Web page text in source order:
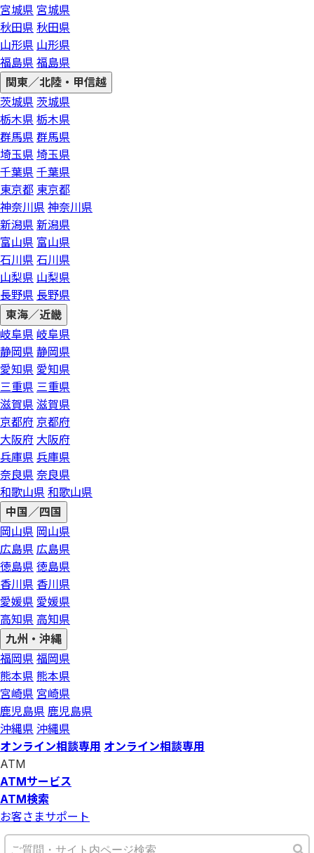
宮城県 宮城県
秋田県 秋田県
山形県 山形県
福島県 福島県
関東／北陸・甲信越
茨城県 茨城県
栃木県 栃木県
群馬県 群馬県
埼玉県 埼玉県
千葉県 千葉県
東京都 東京都
神奈川県 神奈川県
新潟県 新潟県
富山県 富山県
石川県 石川県
山梨県 山梨県
長野県 長野県
東海／近畿
岐阜県 岐阜県
静岡県 静岡県
愛知県 愛知県
三重県 三重県
滋賀県 滋賀県
京都府 京都府
大阪府 大阪府
兵庫県 兵庫県
奈良県 奈良県
和歌山県 和歌山県
中国／四国
岡山県 岡山県
広島県 広島県
徳島県 徳島県
香川県 香川県
愛媛県 愛媛県
高知県 高知県
九州・沖縄
福岡県 福岡県
熊本県 熊本県
宮崎県 宮崎県
鹿児島県 鹿児島県
沖縄県 沖縄県
オンライン相談専用 オンライン相談専用
ATM
ATMサービス
ATM検索
お客さまサポート